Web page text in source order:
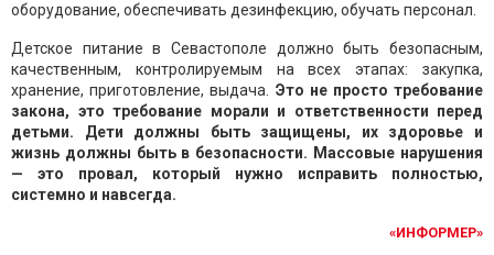
оборудование, обеспечивать дезинфекцию, обучать персонал.
Детское питание в Севастополе должно быть безопасным,
качественным, контролируемым на всех этапах: закупка,
хранение, приготовление, выдача. Это не просто требование
закона, это требование морали и ответственности перед
детьми. Дети должны быть защищены, их здоровье и
жизнь должны быть в безопасности. Массовые нарушения
— это провал, который нужно исправить полностью,
системно и навсегда.
«ИНФОРМЕР»